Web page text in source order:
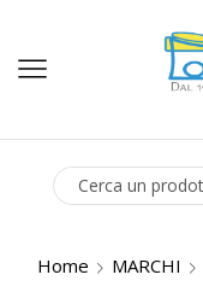
Home MARCHI